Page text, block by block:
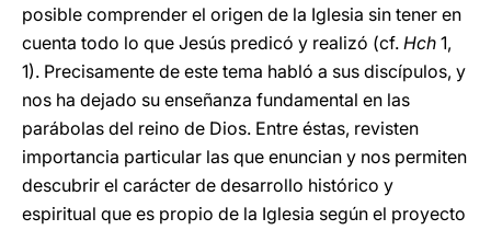
posible comprender el origen de la Iglesia sin tener en
cuenta todo lo que Jesús predicó y realizó (cf. Hch 1,
1). Precisamente de este tema habló a sus discípulos, y
nos ha dejado su enseñanza fundamental en las
parábolas del reino de Dios. Entre éstas, revisten
importancia particular las que enuncian y nos permiten
descubrir el carácter de desarrollo histórico y
espiritual que es propio de la Iglesia según el proyecto